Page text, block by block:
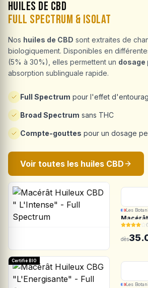
Les
Macérât
dès
Certifié BIO
Les
Huiles de CBD
Full Spectrum & Isolat
Nos huiles de CBD sont extraites de
biologiquement. Disponibles en
(5% à 30%), elles permettent un dosage
absorption sublinguale rapide.
Full Spectrum pour l'effet
Broad Spectrum sans THC
Compte-gouttes pour un dosage
Voir toutes les huiles CBD